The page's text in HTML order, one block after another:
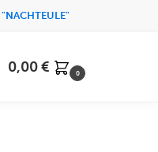
"NACHTEULE"
0,00€ 0